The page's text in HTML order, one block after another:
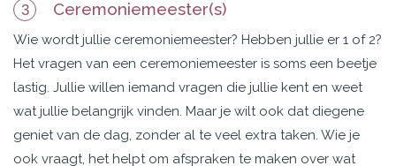
3 Ceremoniemeester(s)
Wie wordt jullie ceremoniemeester? Hebben jullie er 1 of 2?
Het vragen van een ceremoniemeester is soms een beetje
lastig. Jullie willen iemand vragen die jullie kent en weet
wat jullie belangrijk vinden. Maar je wilt ook dat diegene
geniet van de dag, zonder al te veel extra taken. Wie je
ook vraagt, het helpt om afspraken te maken over wat